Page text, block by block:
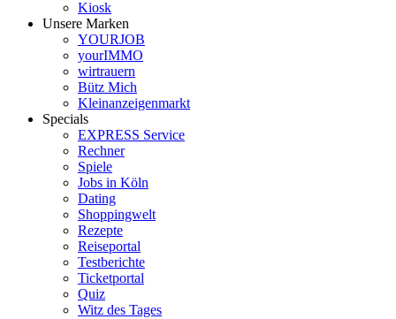
Kiosk
Unsere Marken
YOURJOB
yourIMMO
wirtrauern
Bütz Mich
Kleinanzeigenmarkt
Specials
EXPRESS Service
Rechner
Spiele
Jobs in Köln
Dating
Shoppingwelt
Rezepte
Reiseportal
Testberichte
Ticketportal
Quiz
Witz des Tages